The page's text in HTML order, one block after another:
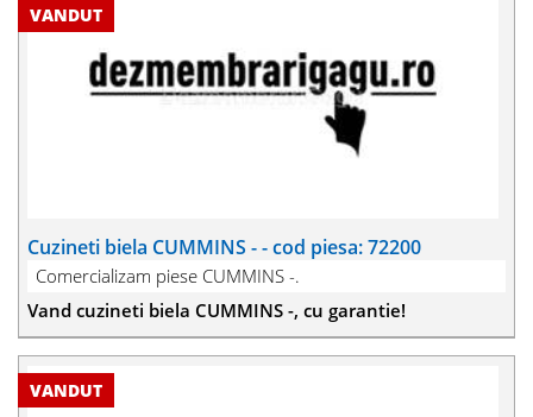
Cuzineti biela CUMMINS - - cod piesa: 72200
Comercializam piese CUMMINS -.
Vand cuzineti biela CUMMINS -, cu garantie!